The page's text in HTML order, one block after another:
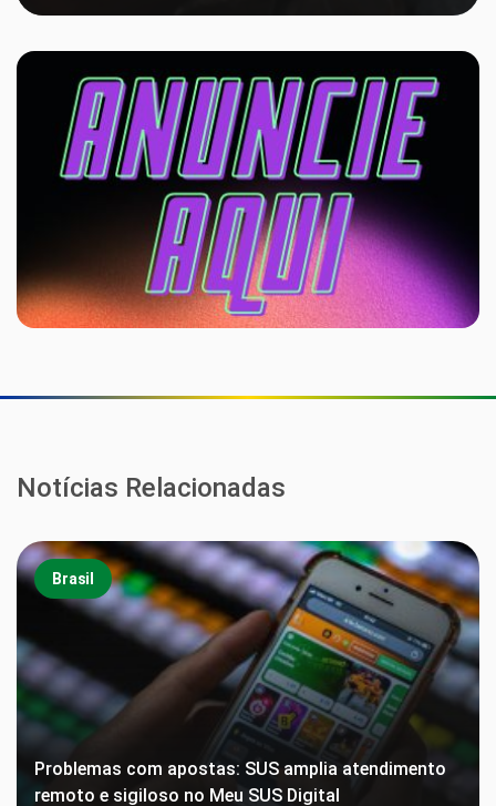
Notícias Relacionadas
Brasil
Problemas com apostas: SUS amplia atendimento
remoto e sigiloso no Meu SUS Digital